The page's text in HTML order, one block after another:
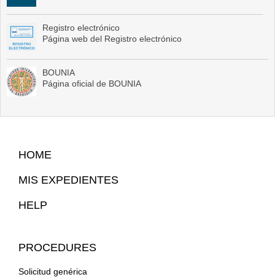
Registro electrónico
Página web del Registro electrónico
BOUNIA
Página oficial de BOUNIA
Site
Map
HOME
MIS EXPEDIENTES
HELP
PROCEDURES
Solicitud genérica